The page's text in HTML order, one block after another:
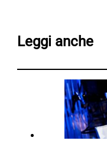
Leggi anche